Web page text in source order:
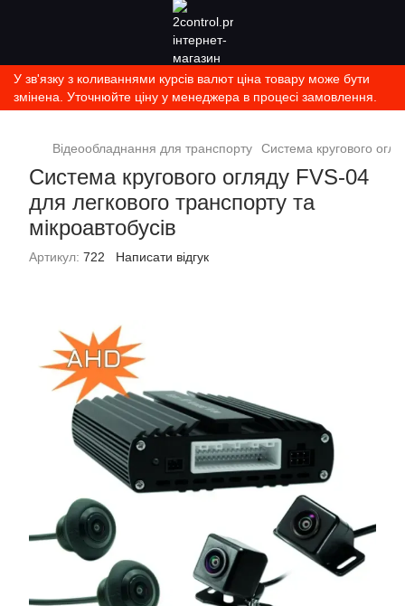
У зв'язку з коливаннями курсів валют ціна товару може бути
змінена. Уточнюйте ціну у менеджера в процесі замовлення.
Відеообладнання для транспорту Система кругового
Система кругового огляду FVS-04
для легкового транспорту та
мікроавтобусів
Артикул: 722 Написати відгук